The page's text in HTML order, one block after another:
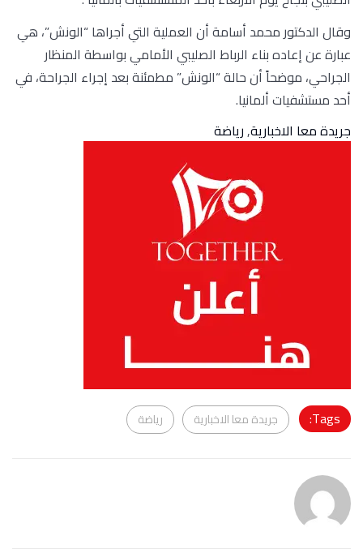
وقال الدكتور محمد أسامة أن العملية التي أجراها “الونش”، هي
عبارة عن إعاده بناء الرباط الصليبي الأمامي بواسطة المنظار
الجراحي، موضحاً أن حالة “الونش” مطمئنة بعد إجراء الجراحة، في
أحد مستشفيات ألمانيا.
جريدة معا الاخبارية,رياضة
Tags: جريدة معا الاخبارية رياضة